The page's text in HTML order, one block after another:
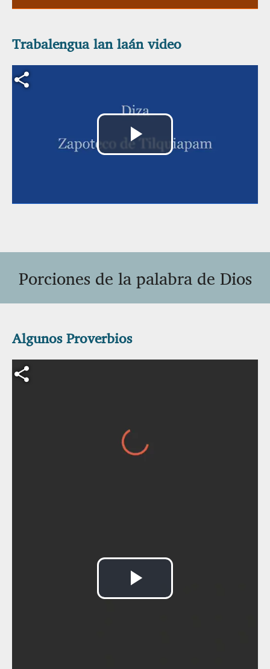
Archivo de vídeo
Reproducir
Trabalengua lan laán video
Porciones de la palabra de Dios
Archivo de vídeo
Reproducir
Algunos Proverbios